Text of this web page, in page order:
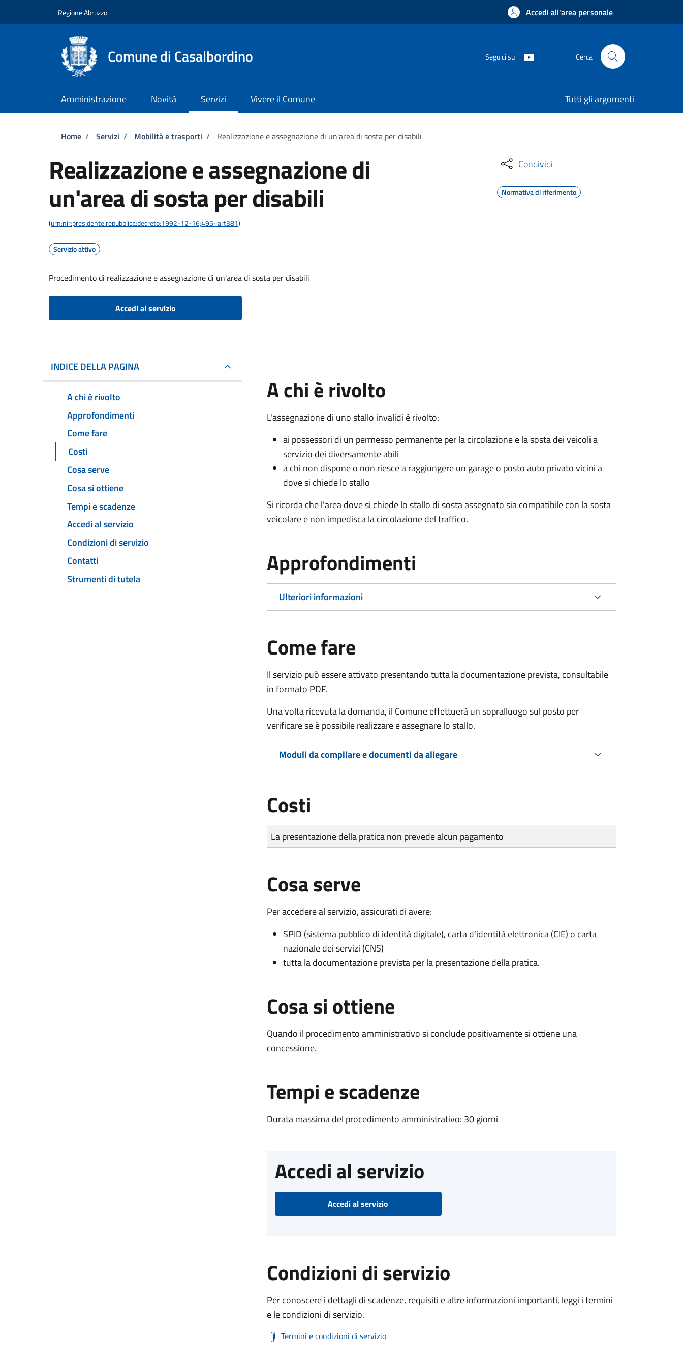
Regione Abruzzo Accedi all'area personale
Comune di Casalbordino Seguici su Cerca
Amministrazione Novità Servizi Vivere il Comune Tutti gli argomenti
Briciole di pane
Home / Servizi / Mobilità e trasporti / Realizzazione e assegnazione di un'area di sosta per disabili
Realizzazione e assegnazione di
un'area di sosta per disabili
(urn:nir:presidente.repubblica:decreto:1992-12-16;495~art381)
Servizio attivo
Procedimento di realizzazione e assegnazione di un'area di sosta per disabili
Accedi al servizio
Condividi
Normativa di riferimento
INDICE DELLA PAGINA
A chi è rivolto
Approfondimenti
Come fare
Costi
Cosa serve
Cosa si ottiene
Tempi e scadenze
Accedi al servizio
Condizioni di servizio
Contatti
Strumenti di tutela
A chi è rivolto
L'assegnazione di uno stallo invalidi è rivolto:
ai possessori di un permesso permanente per la circolazione e la sosta dei veicoli a
servizio dei diversamente abili
a chi non dispone o non riesce a raggiungere un garage o posto auto privato vicini a
dove si chiede lo stallo
Si ricorda che l'area dove si chiede lo stallo di sosta assegnato sia compatibile con la sosta
veicolare e non impedisca la circolazione del traffico.
Approfondimenti
Ulteriori informazioni
Come fare
Il servizio può essere attivato presentando tutta la documentazione prevista, consultabile
in formato PDF.
Una volta ricevuta la domanda, il Comune effettuerà un sopralluogo sul posto per
verificare se è possibile realizzare e assegnare lo stallo.
Moduli da compilare e documenti da allegare
Costi
Tipo di pagamento
Importo
La presentazione della pratica non prevede alcun pagamento
Cosa serve
Per accedere al servizio, assicurati di avere:
SPID (sistema pubblico di identità digitale), carta d’identità elettronica (CIE) o carta
nazionale dei servizi (CNS)
tutta la documentazione prevista per la presentazione della pratica.
Cosa si ottiene
Quando il procedimento amministrativo si conclude positivamente si ottiene una
concessione.
Tempi e scadenze
Durata massima del procedimento amministrativo: 30 giorni
Accedi al servizio
Accedi al servizio
Condizioni di servizio
Per conoscere i dettagli di scadenze, requisiti e altre informazioni importanti, leggi i termini
e le condizioni di servizio.
Termini e condizioni di servizio